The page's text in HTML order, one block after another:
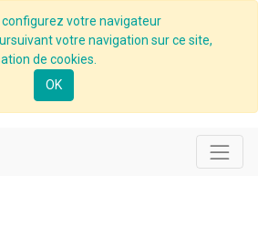
configurez votre navigateur
votre navigation sur ce site,
de cookies.
OK